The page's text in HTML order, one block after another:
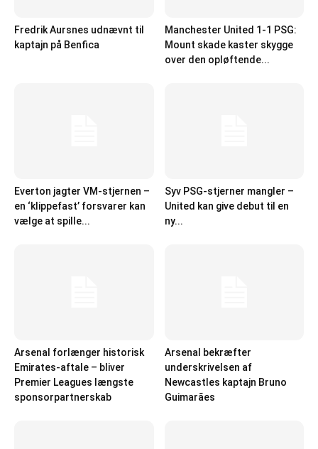
Fredrik Aursnes udnævnt til
kaptajn på Benfica
Manchester United 1-1 PSG:
Mount skade kaster skygge
over den opløftende...
Everton jagter VM-stjernen –
en ‘klippefast’ forsvarer kan
vælge at spille...
Syv PSG-stjerner mangler –
United kan give debut til en
ny...
Arsenal forlænger historisk
Emirates-aftale – bliver
Premier Leagues længste
sponsorpartnerskab
Arsenal bekræfter
underskrivelsen af
Newcastles kaptajn Bruno
Guimarães